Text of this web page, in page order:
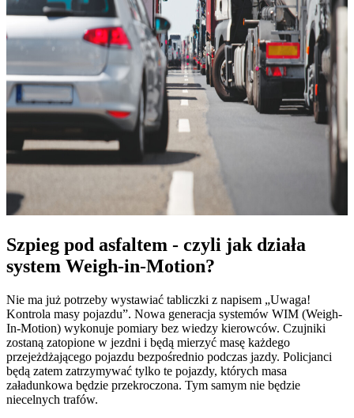
Szpieg pod asfaltem - czyli jak działa
system Weigh-in-Motion?
Nie ma już potrzeby wystawiać tabliczki z napisem „Uwaga!
Kontrola masy pojazdu”. Nowa generacja systemów WIM (Weigh-
In-Motion) wykonuje pomiary bez wiedzy kierowców. Czujniki
zostaną zatopione w jezdni i będą mierzyć masę każdego
przejeżdżającego pojazdu bezpośrednio podczas jazdy. Policjanci
będą zatem zatrzymywać tylko te pojazdy, których masa
załadunkowa będzie przekroczona. Tym samym nie będzie
niecelnych trafów.